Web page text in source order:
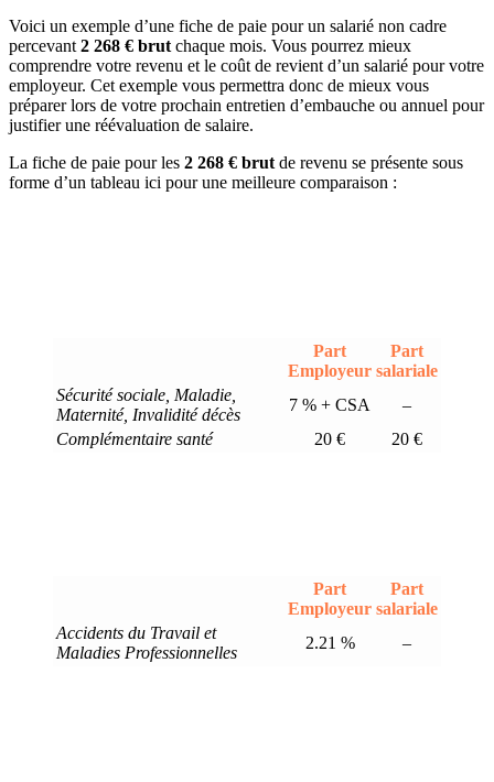
Voici un exemple d’une fiche de paie pour un salarié non cadre
percevant 2 268 € brut chaque mois. Vous pourrez mieux
comprendre votre revenu et le coût de revient d’un salarié pour votre
employeur. Cet exemple vous permettra donc de mieux vous
préparer lors de votre prochain entretien d’embauche ou annuel pour
justifier une réévaluation de salaire.
La fiche de paie pour les 2 268 € brut de revenu se présente sous
forme d’un tableau ici pour une meilleure comparaison :
Part
Employeur
Part
salariale
Sécurité sociale, Maladie,
Maternité, Invalidité décès
7 % + CSA
–
Complémentaire santé
20 € 20 €
Part
Employeur
Part
salariale
Accidents du Travail et
Maladies Professionnelles
2.21 % –